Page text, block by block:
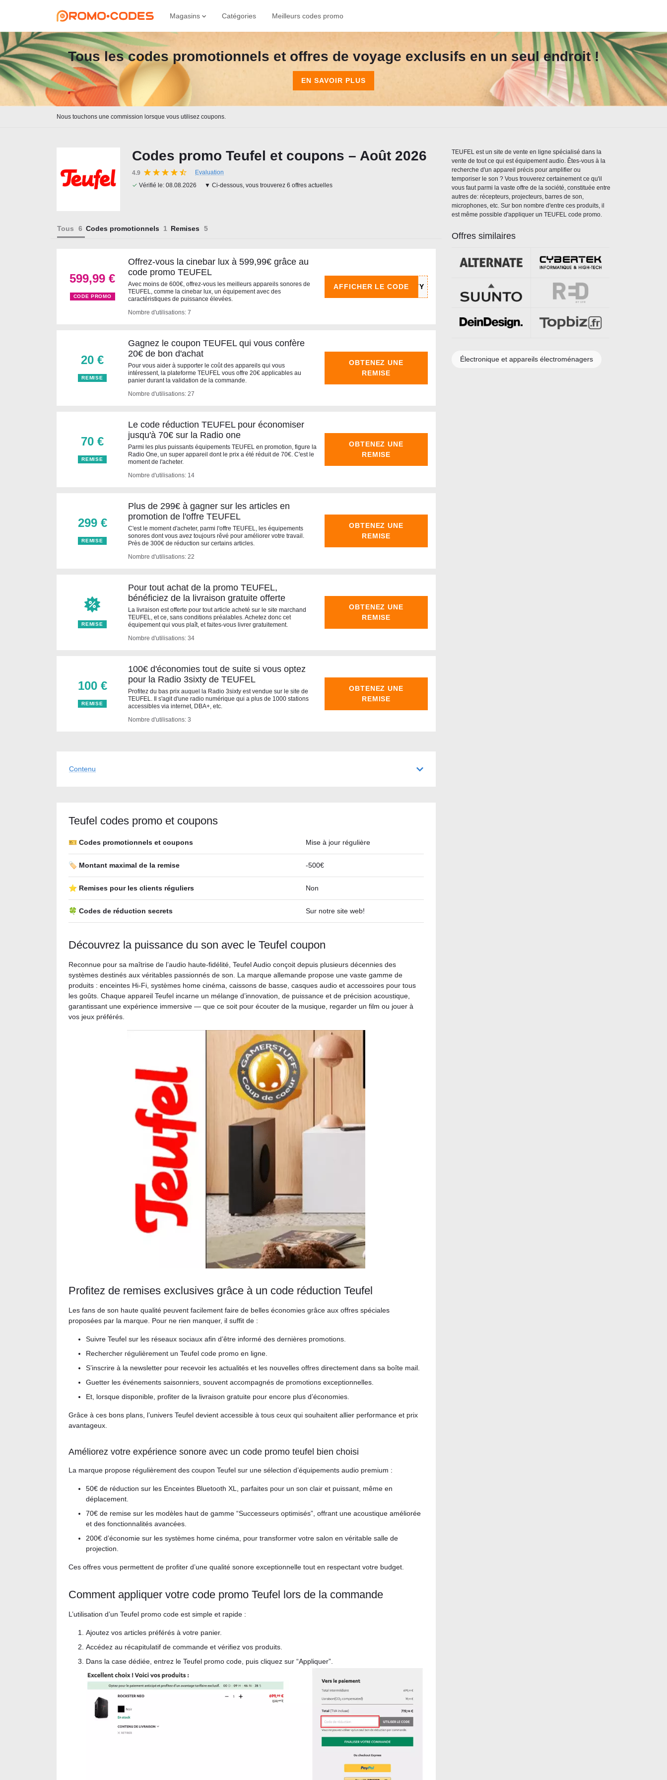
Magasins Catégories Meilleurs codes promo
Tous les codes promotionnels et offres de voyage exclusifs en un seul endroit !
EN SAVOIR PLUS
Nous touchons une commission lorsque vous utilisez coupons.
Codes promo Teufel et coupons – Août 2026
4.9
Evaluation
✓ Vérifié le: 08.08.2026 ▼ Ci-dessous, vous trouverez 6 offres actuelles
Tous Codes promotionnels Remises
599,99 €
CODE PROMO
Offrez-vous la cinebar lux à 599,99€ grâce au
code promo TEUFEL
Avec moins de 600€, offrez-vous les meilleurs appareils sonores de
TEUFEL, comme la cinebar lux, un équipement avec des
caractéristiques de puissance élevées.
Nombre d'utilisations: 7
AFFICHER LE CODE
20 €
REMISE
Gagnez le coupon TEUFEL qui vous confère
20€ de bon d'achat
Pour vous aider à supporter le coût des appareils qui vous
intéressent, la plateforme TEUFEL vous offre 20€ applicables au
panier durant la validation de la commande.
Nombre d'utilisations: 27
OBTENEZ UNE
REMISE
70 €
REMISE
Le code réduction TEUFEL pour économiser
jusqu'à 70€ sur la Radio one
Parmi les plus puissants équipements TEUFEL en promotion, figure la
Radio One, un super appareil dont le prix a été réduit de 70€. C'est le
moment de l'acheter.
Nombre d'utilisations: 14
OBTENEZ UNE
REMISE
299 €
REMISE
Plus de 299€ à gagner sur les articles en
promotion de l'offre TEUFEL
C'est le moment d'acheter, parmi l'offre TEUFEL, les équipements
sonores dont vous avez toujours rêvé pour améliorer votre travail.
Près de 300€ de réduction sur certains articles.
Nombre d'utilisations: 22
OBTENEZ UNE
REMISE
REMISE
Pour tout achat de la promo TEUFEL,
bénéficiez de la livraison gratuite offerte
La livraison est offerte pour tout article acheté sur le site marchand
TEUFEL, et ce, sans conditions préalables. Achetez donc cet
équipement qui vous plaît, et faites-vous livrer gratuitement.
Nombre d'utilisations: 34
OBTENEZ UNE
REMISE
100 €
REMISE
100€ d'économies tout de suite si vous optez
pour la Radio 3sixty de TEUFEL
Profitez du bas prix auquel la Radio 3sixty est vendue sur le site de
TEUFEL. Il s'agit d'une radio numérique qui a plus de 1000 stations
accessibles via internet, DBA+, etc.
Nombre d'utilisations: 3
OBTENEZ UNE
REMISE
Contenu
Teufel codes promo et coupons
🎫 Codes promotionnels et coupons Mise à jour régulière
🏷️ Montant maximal de la remise -500€
⭐ Remises pour les clients réguliers Non
🍀 Codes de réduction secrets Sur notre site web!
Découvrez la puissance du son avec le Teufel coupon
Reconnue pour sa maîtrise de l’audio haute-fidélité, Teufel Audio conçoit depuis plusieurs décennies des
systèmes destinés aux véritables passionnés de son. La marque allemande propose une vaste gamme de
produits : enceintes Hi-Fi, systèmes home cinéma, caissons de basse, casques audio et accessoires pour tous
les goûts. Chaque appareil Teufel incarne un mélange d’innovation, de puissance et de précision acoustique,
garantissant une expérience immersive — que ce soit pour écouter de la musique, regarder un film ou jouer à
vos jeux préférés.
Profitez de remises exclusives grâce à un code réduction Teufel
Les fans de son haute qualité peuvent facilement faire de belles économies grâce aux offres spéciales
proposées par la marque. Pour ne rien manquer, il suffit de :
Suivre Teufel sur les réseaux sociaux afin d’être informé des dernières promotions.
Rechercher régulièrement un Teufel code promo en ligne.
S’inscrire à la newsletter pour recevoir les actualités et les nouvelles offres directement dans sa boîte mail.
Guetter les événements saisonniers, souvent accompagnés de promotions exceptionnelles.
Et, lorsque disponible, profiter de la livraison gratuite pour encore plus d’économies.
Grâce à ces bons plans, l’univers Teufel devient accessible à tous ceux qui souhaitent allier performance et prix
avantageux.
Améliorez votre expérience sonore avec un code promo teufel bien choisi
La marque propose régulièrement des coupon Teufel sur une sélection d’équipements audio premium :
50€ de réduction sur les Enceintes Bluetooth XL, parfaites pour un son clair et puissant, même en
déplacement.
70€ de remise sur les modèles haut de gamme “Successeurs optimisés”, offrant une acoustique améliorée
et des fonctionnalités avancées.
200€ d’économie sur les systèmes home cinéma, pour transformer votre salon en véritable salle de
projection.
Ces offres vous permettent de profiter d’une qualité sonore exceptionnelle tout en respectant votre budget.
Comment appliquer votre code promo Teufel lors de la commande
L’utilisation d’un Teufel promo code est simple et rapide :
Ajoutez vos articles préférés à votre panier.
Accédez au récapitulatif de commande et vérifiez vos produits.
Dans la case dédiée, entrez le Teufel promo code, puis cliquez sur “Appliquer”.
TEUFEL est un site de vente en ligne spécialisé dans la
vente de tout ce qui est équipement audio. Êtes-vous à la
recherche d'un appareil précis pour amplifier ou
temporiser le son ? Vous trouverez certainement ce qu'il
vous faut parmi la vaste offre de la société, constituée entre
autres de: récepteurs, projecteurs, barres de son,
microphones, etc. Sur bon nombre d'entre ces produits, il
est même possible d'appliquer un TEUFEL code promo.
Offres similaires
Électronique et appareils électroménagers